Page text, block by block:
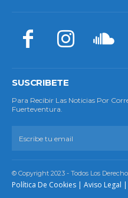
SUSCRIBETE
Para Recibir Las Noticias Por
Fuerteventura.
© Copyright 2023 - Todos Los
Política De Cookies | Aviso Legal |